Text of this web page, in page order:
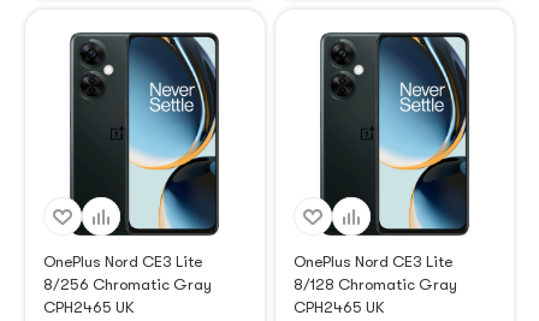
OnePlus Nord CE3 Lite
8/256 Chromatic Gray
CPH2465 UK
OnePlus Nord CE3 Lite
8/128 Chromatic Gray
CPH2465 UK